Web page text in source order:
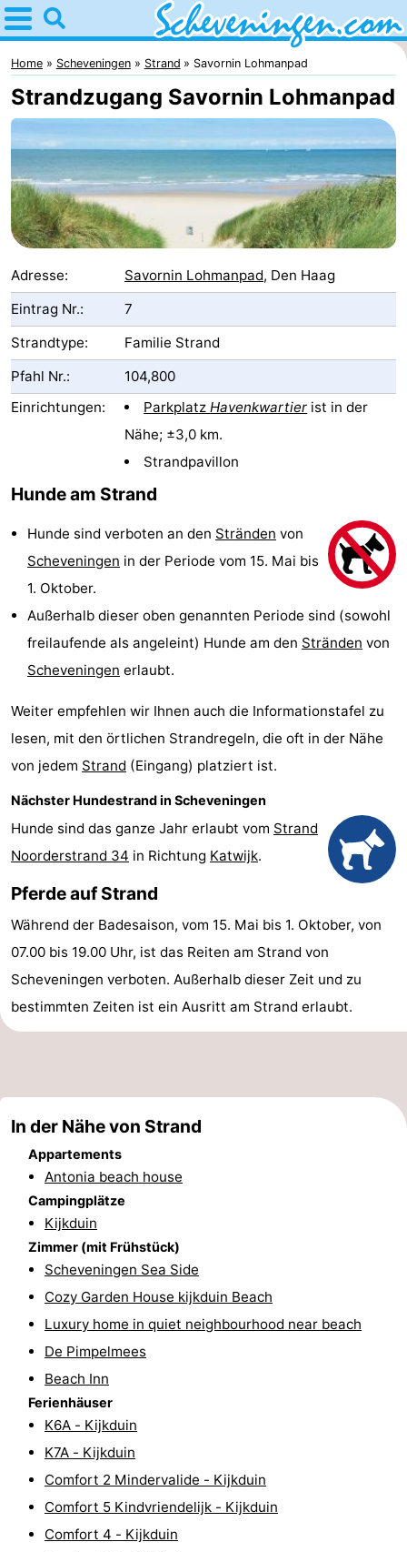
Home
Scheveningen
Tipps
Für
kindern
Übernachten
Appartements
-
Nautisch
Centrum
Scheveningen
Campingplätze
Ferienhäuser
-
(mit
Frühstück)
Lastminutes
Strand
Sehen
tun
Museen
-
Denkmäler
Aussichtspunkte
Attraktionen
-
Unterhaltung
-
Spielplätze
-
Indoor-
Dörfer
Sport
Radfahren
Wandern
Golfplatze
Surfen
Sportangeln
Shoppen
Essen
und
Veranstaltungen
Forum
Home Scheveningen Strand Savornin Lohmanpad
Strandzugang Savornin Lohmanpad
Adresse: Savornin Lohmanpad, Den Haag
Eintrag Nr.:
7
Strandtype:
Familie Strand
Pfahl Nr.:
104,800
Einrichtungen:
ParkplatzHavenkwartier ist in der
Nähe; ±3,0 km.
Strandpavillon
Hunde am Strand
Hunde sind verboten an den Stränden von
Scheveningen in der Periode vom 15. Mai bis
1. Oktober.
Außerhalb dieser oben genannten Periode sind (sowohl
freilaufende als angeleint) Hunde am den Stränden von
Scheveningen erlaubt.
Weiter empfehlen wir Ihnen auch die Informationstafel zu
lesen, mit den örtlichen Strandregeln, die oft in der Nähe
von jedem Strand (Eingang) platziert ist.
Nächster Hundestrand in Scheveningen
Hunde sind das ganze Jahr erlaubt vom Strand
Noorderstrand 34 in Richtung Katwijk.
Pferde auf Strand
Während der Badesaison, vom 15. Mai bis 1. Oktober, von
07.00 bis 19.00 Uhr, ist das Reiten am Strand von
Scheveningen verboten. Außerhalb dieser Zeit und zu
bestimmten Zeiten ist ein Ausritt am Strand erlaubt.
In der Nähe von Strand
Appartements
Antonia beach house
Campingplätze
Kijkduin
Zimmer (mit Frühstück)
Scheveningen Sea Side
Cozy Garden House kijkduin Beach
Luxury home in quiet neighbourhood near beach
De Pimpelmees
Beach Inn
Ferienhäuser
K6A - Kijkduin
K7A - Kijkduin
Comfort 2 Mindervalide - Kijkduin
Comfort 5 Kindvriendelijk - Kijkduin
Comfort 4 - Kijkduin